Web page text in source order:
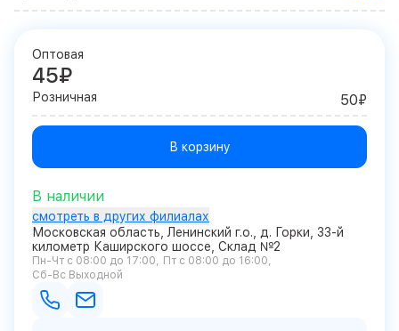
Оптовая
45₽
Розничная 50₽
В корзину
В наличии
смотреть в других филиалах
Московская область, Ленинский г.о., д. Горки, 33-й
километр Каширского шоссе, Склад №2
Пн-Чт с 08:00 до 17:00
Пт с 08:00 до 16:00
Сб-Вс Выходной